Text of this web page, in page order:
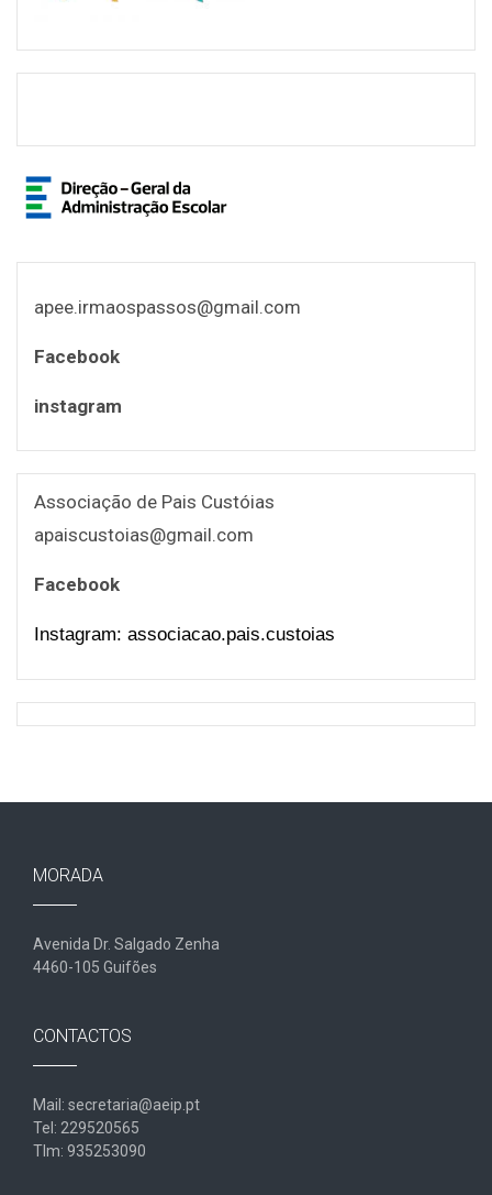
apee.irmaospassos@gmail.com
Facebook
instagram
Associação de Pais Custóias
apaiscustoias@gmail.com
Facebook
Instagram: associacao.pais.custoias
MORADA
Avenida Dr. Salgado Zenha
4460-105 Guifões
CONTACTOS
Mail: secretaria@aeip.pt
Tel: 229520565
Tlm: 935253090